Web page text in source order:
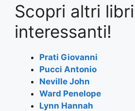
c
e
b
o
o
k
itt
er
at
s
A
p
p
e
gr
a
m
ai
l
ar
Scopri altri libri
interessanti!
Prati Giovanni
Pucci Antonio
Neville John
Ward Penelope
Lynn Hannah